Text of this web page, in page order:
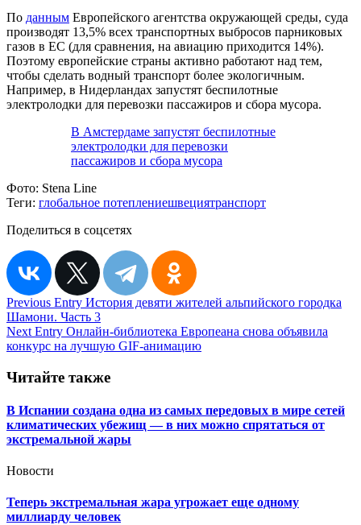
По данным Европейского агентства окружающей среды, суда
производят 13,5% всех транспортных выбросов парниковых
газов в ЕС (для сравнения, на авиацию приходится 14%).
Поэтому европейские страны активно работают над тем,
чтобы сделать водный транспорт более экологичным.
Например, в Нидерландах запустят беспилотные
электролодки для перевозки пассажиров и сбора мусора.
В Амстердаме запустят беспилотные
электролодки для перевозки
пассажиров и сбора мусора
Фото: Stena Line
Теги: глобальное потеплениешвециятранспорт
Поделиться в соцсетях
Навигация
по
записям
Previous Entry История девяти жителей альпийского городка
Шамони. Часть 3
Next Entry Онлайн-библиотека Европеана снова объявила
конкурс на лучшую GIF-анимацию
Читайте также
В Испании создана одна из самых передовых в мире сетей
климатических убежищ — в них можно спрятаться от
экстремальной жары
Новости
Теперь экстремальная жара угрожает еще одному
миллиарду человек